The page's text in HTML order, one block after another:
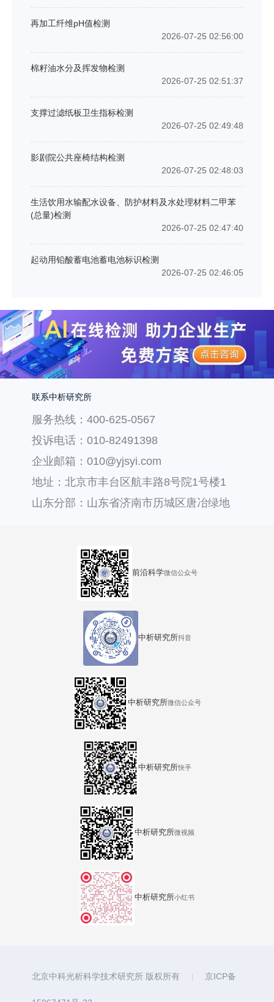
再加工纤维pH值检测
2026-07-25 02:56:00
棉籽油水分及挥发物检测
2026-07-25 02:51:37
支撑过滤纸板卫生指标检测
2026-07-25 02:49:48
影剧院公共座椅结构检测
2026-07-25 02:48:03
生活饮用水输配水设备、防护材料及水处理材料二甲苯
(总量)检测
2026-07-25 02:47:40
起动用铅酸蓄电池蓄电池标识检测
2026-07-25 02:46:05
联系中析研究所
服务热线：400-625-0567
投诉电话：010-82491398
企业邮箱：010@yjsyi.com
地址：北京市丰台区航丰路8号院1号楼1
层121
山东分部：山东省济南市历城区唐冶绿地
前沿科学微信公众号
中析研究所抖音
中析研究所微信公众号
中析研究所快手
中析研究所微视频
中析研究所小红书
北京中科光析科学技术研究所 版权所有 | 京ICP备